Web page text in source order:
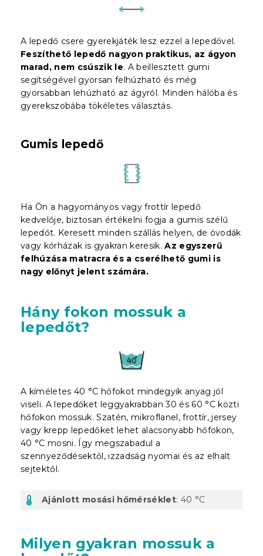
A lepedő csere gyerekjáték lesz ezzel a lepedővel.
Feszíthető lepedő nagyon praktikus, az ágyon
marad, nem csúszik le. A beillesztett gumi
segítségével gyorsan felhúzható és még
gyorsabban lehúzható az ágyról. Minden hálóba és
gyerekszobába tökéletes választás.
Gumis lepedő
Ha Ön a hagyományos vagy frottír lepedő
kedvelője, biztosan értékelni fogja a gumis szélű
lepedőt. Keresett minden szállás helyen, de óvodák
vagy kórházak is gyakran keresik. Az egyszerű
felhúzása matracra és a cserélhető gumi is
nagy előnyt jelent számára.
Hány fokon mossuk a
lepedőt?
A kíméletes 40 °C hőfokot mindegyik anyag jól
viseli. A lepedőket leggyakrabban 30 és 60 °C közti
hőfokon mossuk. Szatén, mikroflanel, frottír, jersey
vagy krepp lepedőket lehet alacsonyabb hőfokon,
40 °C mosni. Így megszabadul a
szennyeződésektől, izzadság nyomai és az elhalt
sejtektől.
Ajánlott mosási hőmérséklet: 40 °C
Milyen gyakran mossuk a